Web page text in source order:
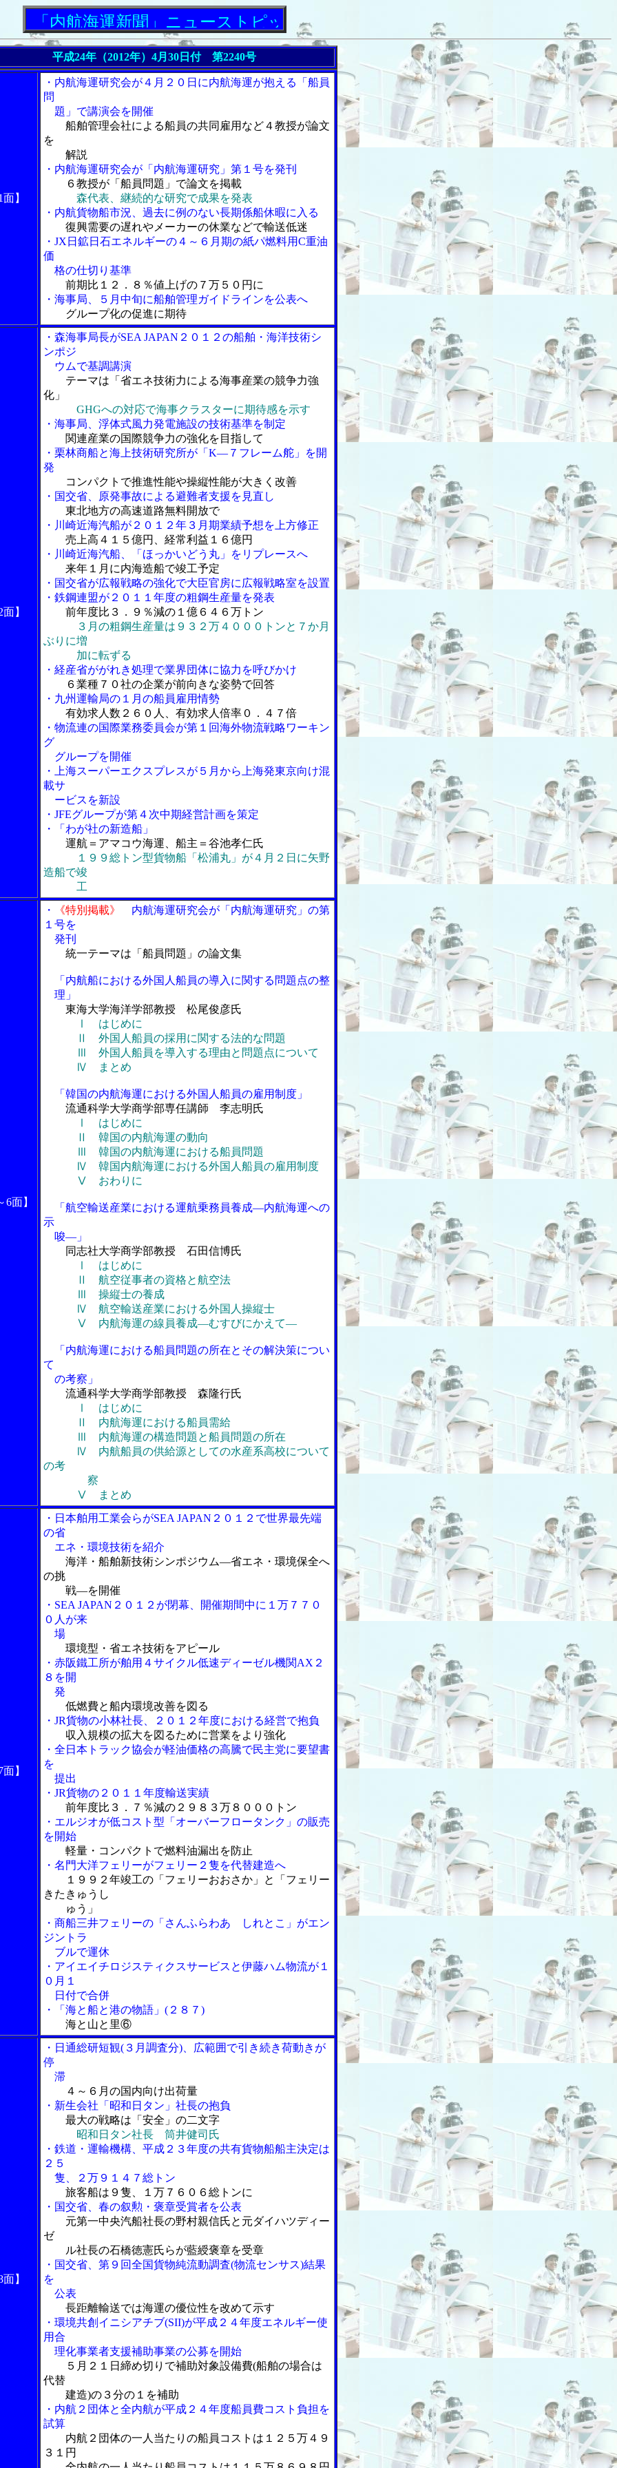
内航海運新聞」ニューストピックス
平成24年（2012年）4月30日付 第2240号
】
・内航海運研究会が４月２０日に内航海運が抱える「船員
問
題」で講演会を開催
船舶管理会社による船員の共同雇用など４教授が論文
を
解説
・内航海運研究会が「内航海運研究」第１号を発刊
６教授が「船員問題」で論文を掲載
森代表、継続的な研究で成果を発表
・内航貨物船市況、過去に例のない長期係船休暇に入る
復興需要の遅れやメーカーの休業などで輸送低迷
・JX日鉱日石エネルギーの４～６月期の紙パ燃料用C重油
価
格の仕切り基準
前期比１２．８％値上げの７万５０円に
・海事局、５月中旬に船舶管理ガイドラインを公表へ
グループ化の促進に期待
】
・森海事局長がSEA JAPAN２０１２の船舶・海洋技術シ
ンポジ
ウムで基調講演
テーマは「省エネ技術力による海事産業の競争力強
化」
GHGへの対応で海事クラスターに期待感を示す
・海事局、浮体式風力発電施設の技術基準を制定
関連産業の国際競争力の強化を目指して
・栗林商船と海上技術研究所が「K―７フレーム舵」を開
発
コンパクトで推進性能や操縦性能が大きく改善
・国交省、原発事故による避難者支援を見直し
東北地方の高速道路無料開放で
・川崎近海汽船が２０１２年３月期業績予想を上方修正
売上高４１５億円、経常利益１６億円
・川崎近海汽船、「ほっかいどう丸」をリプレースへ
来年１月に内海造船で竣工予定
・国交省が広報戦略の強化で大臣官房に広報戦略室を設置
・鉄鋼連盟が２０１１年度の粗鋼生産量を発表
前年度比３．９％減の１億６４６万トン
３月の粗鋼生産量は９３２万４０００トンと７か月
ぶりに増
加に転ずる
・経産省ががれき処理で業界団体に協力を呼びかけ
６業種７０社の企業が前向きな姿勢で回答
・九州運輸局の１月の船員雇用情勢
有効求人数２６０人、有効求人倍率０．４７倍
・物流連の国際業務委員会が第１回海外物流戦略ワーキン
グ
グループを開催
・上海スーパーエクスプレスが５月から上海発東京向け混
載サ
ービスを新設
・JFEグループが第４次中期経営計画を策定
・「わが社の新造船」
運航＝アマコウ海運、船主＝谷池孝仁氏
１９９総トン型貨物船「松浦丸」が４月２日に矢野
造船で竣
工
6面】
・ 《特別掲載》
内航海運研究会が「内航海運研究」の第
１号を
発刊
統一テーマは「船員問題」の論文集
「内航船における外国人船員の導入に関する問題点の整
理」
東海大学海洋学部教授 松尾俊彦氏
Ⅰ はじめに
Ⅱ 外国人船員の採用に関する法的な問題
Ⅲ 外国人船員を導入する理由と問題点について
Ⅳ まとめ
「韓国の内航海運における外国人船員の雇用制度」
流通科学大学商学部専任講師 李志明氏
Ⅰ はじめに
Ⅱ 韓国の内航海運の動向
Ⅲ 韓国の内航海運における船員問題
Ⅳ 韓国内航海運における外国人船員の雇用制度
Ⅴ おわりに
「航空輸送産業における運航乗務員養成―内航海運への
示
唆―」
同志社大学商学部教授 石田信博氏
Ⅰ はじめに
Ⅱ 航空従事者の資格と航空法
Ⅲ 操縦士の養成
Ⅳ 航空輸送産業における外国人操縦士
Ⅴ 内航海運の線員養成―むすびにかえて―
「内航海運における船員問題の所在とその解決策につい
て
の考察」
流通科学大学商学部教授 森隆行氏
Ⅰ はじめに
Ⅱ 内航海運における船員需給
Ⅲ 内航海運の構造問題と船員問題の所在
Ⅳ 内航船員の供給源としての水産系高校について
の考
察
Ⅴ まとめ
】
・日本舶用工業会らがSEA JAPAN２０１２で世界最先端
の省
エネ・環境技術を紹介
海洋・船舶新技術シンポジウム―省エネ・環境保全へ
の挑
戦―を開催
・SEA JAPAN２０１２が閉幕、開催期間中に１万７７０
０人が来
場
環境型・省エネ技術をアピール
・赤阪鐵工所が舶用４サイクル低速ディーゼル機関AX２
８を開
発
低燃費と船内環境改善を図る
・JR貨物の小林社長、２０１２年度における経営で抱負
収入規模の拡大を図るために営業をより強化
・全日本トラック協会が軽油価格の高騰で民主党に要望書
を
提出
・JR貨物の２０１１年度輸送実績
前年度比３．７％減の２９８３万８０００トン
・エルジオが低コスト型「オーバーフロータンク」の販売
を開始
軽量・コンパクトで燃料油漏出を防止
・名門大洋フェリーがフェリー２隻を代替建造へ
１９９２年竣工の「フェリーおおさか」と「フェリー
きたきゅうし
ゅう」
・商船三井フェリーの「さんふらわあ しれとこ」がエン
ジントラ
ブルで運休
・アイエイチロジスティクスサービスと伊藤ハム物流が１
０月１
日付で合併
・「海と船と港の物語」(２８７)
海と山と里⑥
】
・日通総研短観(３月調査分)、広範囲で引き続き荷動きが
停
滞
４～６月の国内向け出荷量
・新生会社「昭和日タン」社長の抱負
最大の戦略は「安全」の二文字
昭和日タン社長 筒井健司氏
・鉄道・運輸機構、平成２３年度の共有貨物船船主決定は
２５
隻、２万９１４７総トン
旅客船は９隻、１万７６０６総トンに
・国交省、春の叙勲・褒章受賞者を公表
元第一中央汽船社長の野村親信氏と元ダイハツディー
ゼ
ル社長の石橋徳憲氏らが藍綬褒章を受章
・国交省、第９回全国貨物純流動調査(物流センサス)結果
を
公表
長距離輸送では海運の優位性を改めて示す
・環境共創イニシアチブ(SII)が平成２４年度エネルギー使
用合
理化事業者支援補助事業の公募を開始
５月２１日締め切りで補助対象設備費(船舶の場合は
代替
建造)の３分の１を補助
・内航２団体と全内航が平成２４年度船員費コスト負担を
試算
内航２団体の一人当たりの船員コストは１２５万４９
３１円